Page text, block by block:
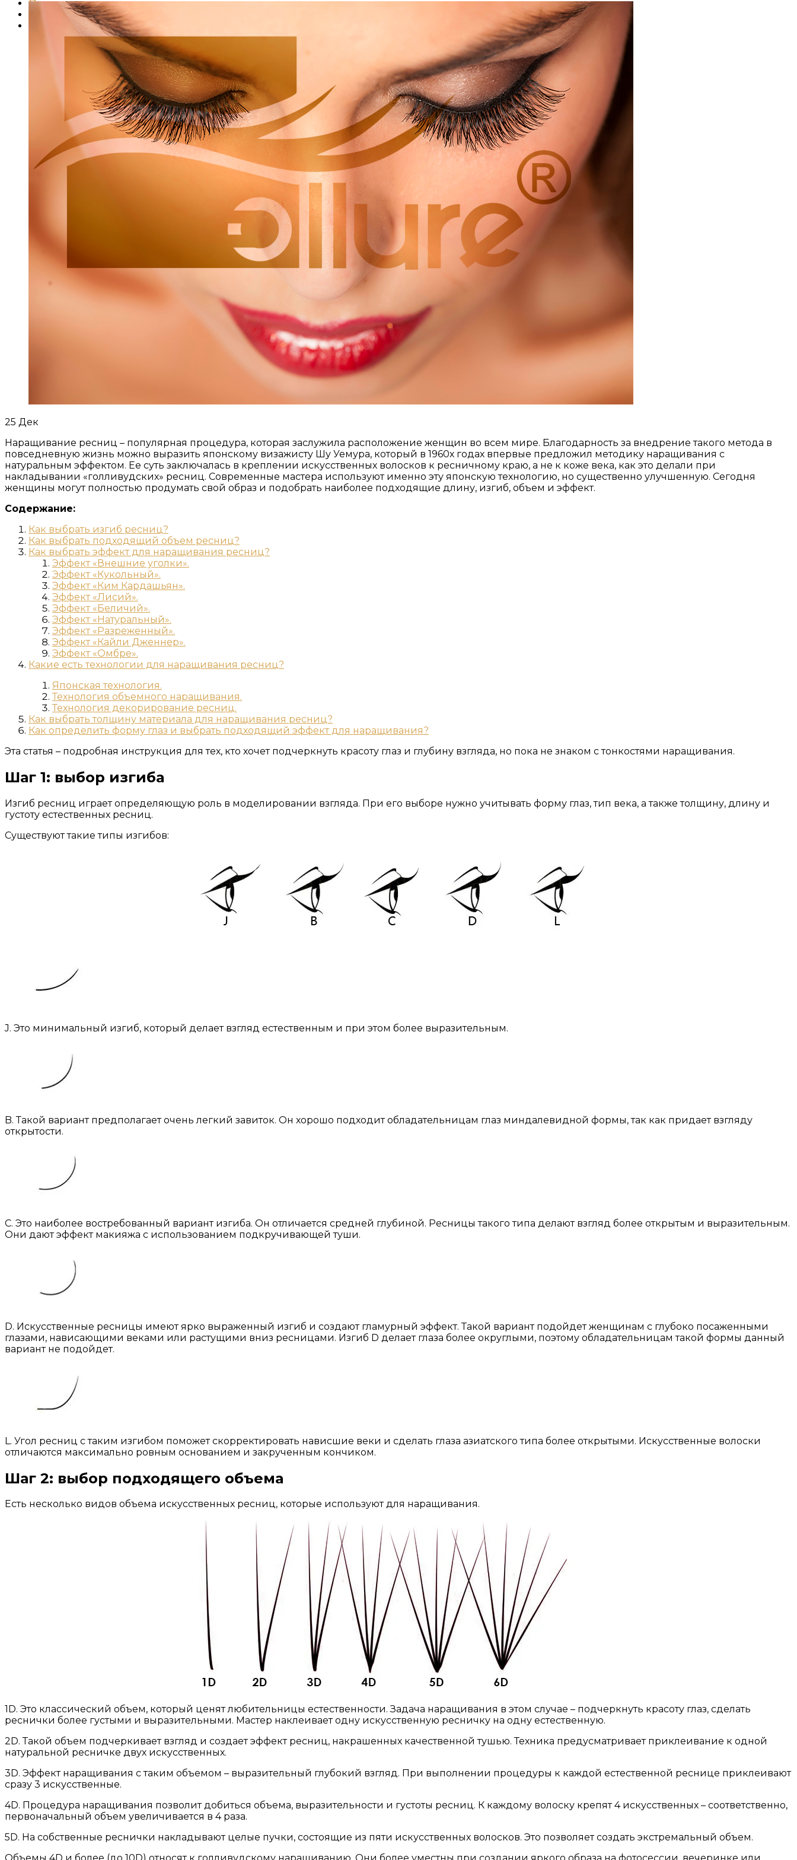
Представители школы
Представители продукции
Стать представителем продукции
25 Дек
Наращивание ресниц – популярная процедура, которая заслужила расположение женщин во всем мире. Благодарность за внедрение такого метода в
повседневную жизнь можно выразить японскому визажисту Шу Уемура, который в 1960х годах впервые предложил методику наращивания с
натуральным эффектом. Ее суть заключалась в креплении искусственных волосков к ресничному краю, а не к коже века, как это делали при
накладывании «голливудских» ресниц. Современные мастера используют именно эту японскую технологию, но существенно улучшенную. Сегодня
женщины могут полностью продумать свой образ и подобрать наиболее подходящие длину, изгиб, объем и эффект.
Содержание:
Как выбрать изгиб ресниц?
Как выбрать подходящий объем ресниц?
Как выбрать эффект для наращивания ресниц?
Эффект «Внешние уголки».
Эффект «Кукольный».
Эффект «Ким Кардашьян».
Эффект «Лисий».
Эффект «Беличий».
Эффект «Натуральный».
Эффект «Разреженный».
Эффект «Кайли Дженнер».
Эффект «Омбре».
Какие есть технологии для наращивания ресниц?
Японская технология.
Технология объемного наращивания.
Технология декорирование ресниц.
Как выбрать толщину материала для наращивания ресниц?
Как определить форму глаз и выбрать подходящий эффект для наращивания?
Эта статья – подробная инструкция для тех, кто хочет подчеркнуть красоту глаз и глубину взгляда, но пока не знаком с тонкостями наращивания.
Шаг 1: выбор изгиба
Изгиб ресниц играет определяющую роль в моделировании взгляда. При его выборе нужно учитывать форму глаз, тип века, а также толщину, длину и
густоту естественных ресниц.
Существуют такие типы изгибов:
J. Это минимальный изгиб, который делает взгляд естественным и при этом более выразительным.
B. Такой вариант предполагает очень легкий завиток. Он хорошо подходит обладательницам глаз миндалевидной формы, так как придает взгляду
открытости.
С. Это наиболее востребованный вариант изгиба. Он отличается средней глубиной. Ресницы такого типа делают взгляд более открытым и выразительным.
Они дают эффект макияжа с использованием подкручивающей туши.
D. Искусственные ресницы имеют ярко выраженный изгиб и создают гламурный эффект. Такой вариант подойдет женщинам с глубоко посаженными
глазами, нависающими веками или растущими вниз ресницами. Изгиб D делает глаза более округлыми, поэтому обладательницам такой формы данный
вариант не подойдет.
L. Угол ресниц с таким изгибом поможет скорректировать нависшие веки и сделать глаза азиатского типа более открытыми. Искусственные волоски
отличаются максимально ровным основанием и закрученным кончиком.
Шаг 2: выбор подходящего объема
Есть несколько видов объема искусственных ресниц, которые используют для наращивания.
1D. Это классический объем, который ценят любительницы естественности. Задача наращивания в этом случае – подчеркнуть красоту глаз, сделать
реснички более густыми и выразительными. Мастер наклеивает одну искусственную ресничку на одну естественную.
2D. Такой объем подчеркивает взгляд и создает эффект ресниц, накрашенных качественной тушью. Техника предусматривает приклеивание к одной
натуральной ресничке двух искусственных.
3D. Эффект наращивания с таким объемом – выразительный глубокий взгляд. При выполнении процедуры к каждой естественной реснице приклеивают
сразу 3 искусственные.
4D. Процедура наращивания позволит добиться объема, выразительности и густоты ресниц. К каждому волоску крепят 4 искусственных – соответственно,
первоначальный объем увеличивается в 4 раза.
5D. На собственные реснички накладывают целые пучки, состоящие из пяти искусственных волосков. Это позволяет создать экстремальный объем.